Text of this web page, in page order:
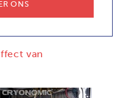
ONS
van